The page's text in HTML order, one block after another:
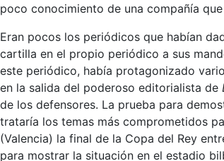
poco conocimiento de una compañía
Eran pocos los periódicos que habían
cartilla en el propio periódico a sus
este periódico, había protagonizado
en la salida del poderoso editorialista de
de los defensores. La prueba para
trataría los temas más comprometidos
(Valencia) la final de la Copa del Rey
para mostrar la situación en el estadio